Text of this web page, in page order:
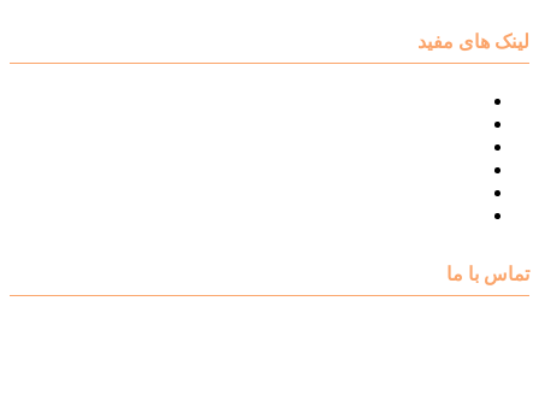
لینک های مفید
تماس با ما